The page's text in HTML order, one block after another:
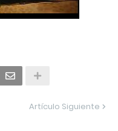
Artículo Siguiente